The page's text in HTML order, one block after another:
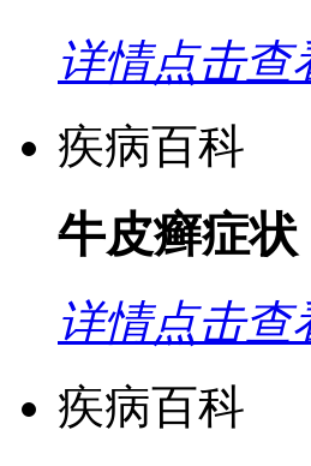
详情点击查
疾病百科
牛皮癣症状
详情点击查
疾病百科